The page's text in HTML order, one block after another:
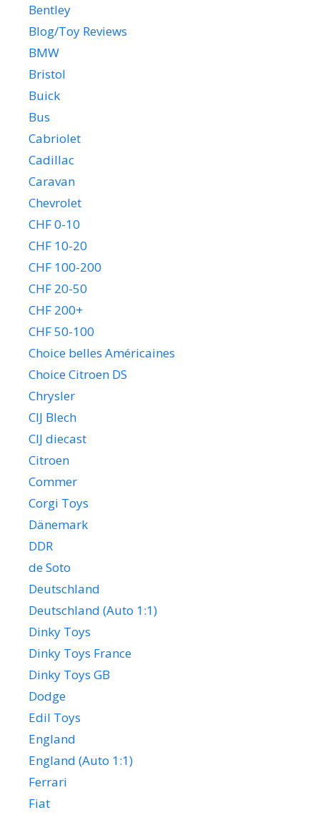
Bentley
Blog/Toy Reviews
BMW
Bristol
Buick
Bus
Cabriolet
Cadillac
Caravan
Chevrolet
CHF 0-10
CHF 10-20
CHF 100-200
CHF 20-50
CHF 200+
CHF 50-100
Choice belles Américaines
Choice Citroen DS
Chrysler
CIJ Blech
CIJ diecast
Citroen
Commer
Corgi Toys
Dänemark
DDR
de Soto
Deutschland
Deutschland (Auto 1:1)
Dinky Toys
Dinky Toys France
Dinky Toys GB
Dodge
Edil Toys
England
England (Auto 1:1)
Ferrari
Fiat